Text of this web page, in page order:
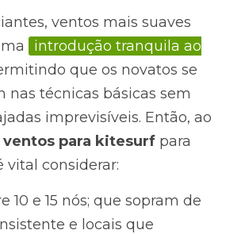
ventos mais suaves
introdução tranquila ao
que os novatos se
nas técnicas básicas sem
imprevisíveis. Então, ao
ventos para kitesurf para
vital considerar:
10 e 15 nós; que sopram de
e locais que